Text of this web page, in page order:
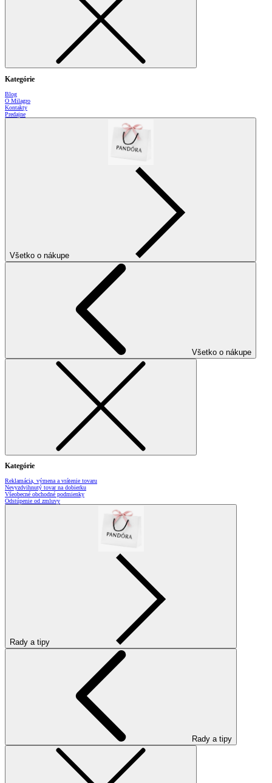
Kategórie
Blog
O Milagro
Kontakty
Predajne
Všetko o nákupe
Všetko o nákupe
Kategórie
Reklamácia, výmena a vrátenie tovaru
Nevyzdvihnutý tovar na dobierku
Všeobecné obchodné podmienky
Odstúpenie od zmluvy
Rady a tipy
Rady a tipy